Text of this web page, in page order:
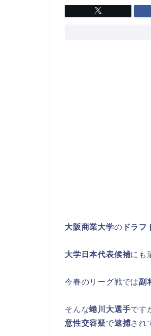
大阪商業大学の ドラフ
大学日本代表候補にも
今春のリーグ戦では副
そんな蜷川大選手です
意性交容疑で逮捕され